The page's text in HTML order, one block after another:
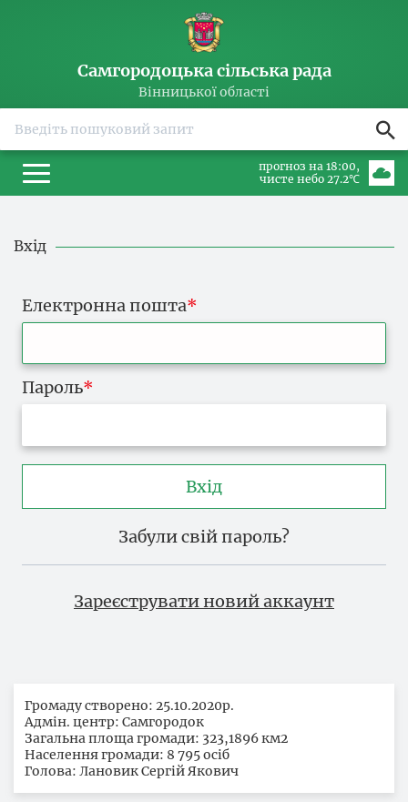
Самгородоцька сільська рада
Вінницької області
прогноз на 18:00
чисте небо 27.2℃
Вхід
Електронна пошта
Пароль
Вхід
Забули свій пароль?
Зареєструвати новий аккаунт
Громаду створено: 25.10.2020р.
Адмін. центр: Самгородок
Загальна площа громади: 323,1896 км2
Населення громади: 8 795 осіб
Голова: Лановик Сергій Якович